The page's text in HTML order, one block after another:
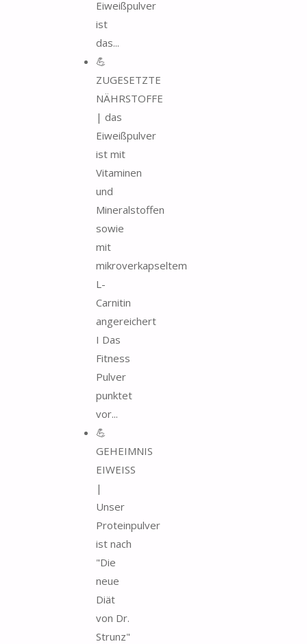
Eiweißpulver
ist
das...
💪
ZUGESETZTE
NÄHRSTOFFE
| das
Eiweißpulver
ist mit
Vitaminen
und
Mineralstoffen
sowie
mit
mikroverkapseltem
L-
Carnitin
angereichert
I Das
Fitness
Pulver
punktet
vor...
💪
GEHEIMNIS
EIWEISS
|
Unser
Proteinpulver
ist nach
"Die
neue
Diät
von Dr.
Strunz"